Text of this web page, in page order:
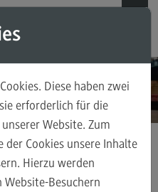
für Einzelpersonen
Einzelpersonen
in Industrieunternehmen
Diese haben zwei
erforderlich für die
Website. Zum
Cookies unsere Inhalte
Hierzu werden
Besuchern